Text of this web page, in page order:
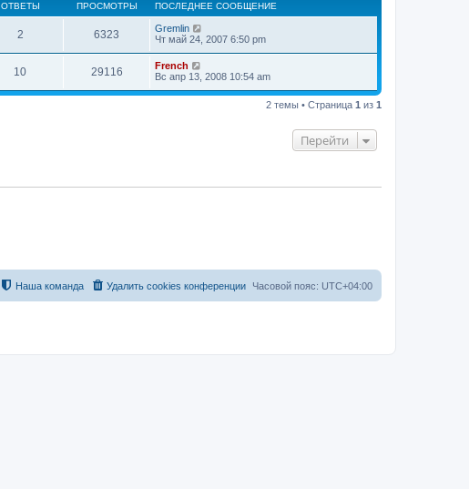
ОТВЕТЫ ПРОСМОТРЫ ПОСЛЕДНЕЕ СООБЩЕНИЕ
2 6323
Gremlin
Чт май 24, 2007 6:50 pm
10 29116
French
Вс апр 13, 2008 10:54 am
2 темы • Страница 1 из 1
Перейти
Часовой пояс: UTC+04:00
Удалить cookies конференции
Наша команда